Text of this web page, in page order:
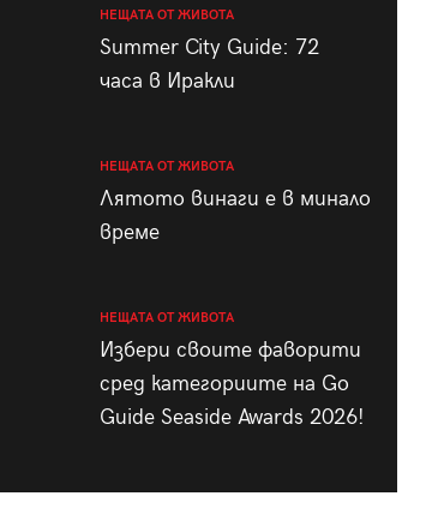
НЕЩАТА ОТ ЖИВОТА
Summer City Guide: 72
часа в Иракли
НЕЩАТА ОТ ЖИВОТА
Лятото винаги е в минало
време
НЕЩАТА ОТ ЖИВОТА
Избери своите фаворити
сред категориите на Go
Guide Seaside Awards 2026!